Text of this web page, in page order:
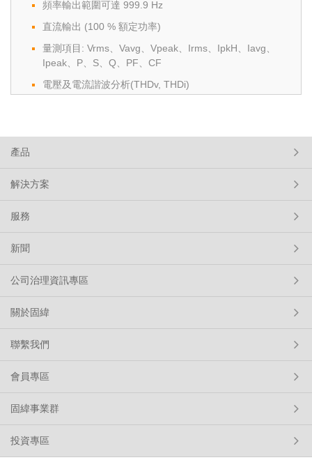
頻率輸出範圍可達 999.9 Hz
直流輸出 (100 % 額定功率)
量測項目: Vrms、Vavg、Vpeak、Irms、IpkH、Iavg、
Ipeak、P、S、Q、PF、CF
電壓及電流諧波分析(THDv, THDi)
產品
解決方案
服務
新聞
公司治理資訊專區
關於固緯
聯繫我們
會員專區
固緯事業群
投資專區